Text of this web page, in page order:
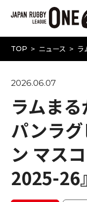
TOP ニュース ラ
2026.06.07
ラムま
パンラ
ン マス
2025-26